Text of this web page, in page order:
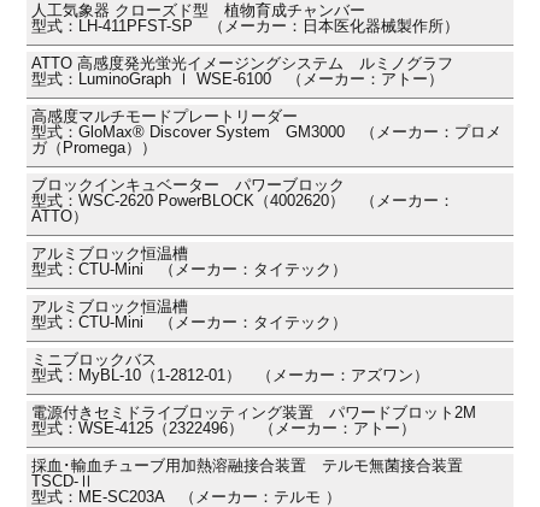
人工気象器 クローズド型 植物育成チャンバー
型式：LH-411PFST-SP （メーカー：日本医化器械製作所）
ATTO 高感度発光蛍光イメージングシステム ルミノグラフ
型式：LuminoGraph Ⅰ WSE-6100 （メーカー：アトー）
高感度マルチモードプレートリーダー
型式：GloMax® Discover System GM3000 （メーカー：プロメ
ガ（Promega））
ブロックインキュベーター パワーブロック
型式：WSC-2620 PowerBLOCK（4002620） （メーカー：
ATTO）
アルミブロック恒温槽
型式：CTU-Mini （メーカー：タイテック）
アルミブロック恒温槽
型式：CTU-Mini （メーカー：タイテック）
ミニブロックバス
型式：MyBL-10（1-2812-01） （メーカー：アズワン）
電源付きセミドライブロッティング装置 パワードブロット2M
型式：WSE-4125（2322496） （メーカー：アトー）
採血･輸血チューブ用加熱溶融接合装置 テルモ無菌接合装置
TSCD-Ⅱ
型式：ME-SC203A （メーカー：テルモ ）